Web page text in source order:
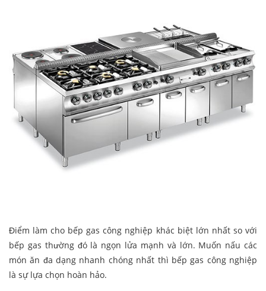
Điểm làm cho bếp gas công nghiệp khác biệt lớn nhất so với
bếp gas thường đó là ngọn lửa mạnh và lớn. Muốn nấu các
món ăn đa dạng nhanh chóng nhất thì bếp gas công nghiệp
là sự lựa chọn hoàn hảo.